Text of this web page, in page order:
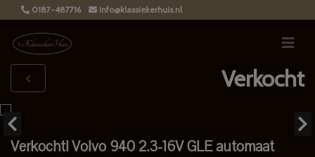
0187-487716 info@klassiekerhuis.nl
Verkocht
Verkocht! Volvo 940 2.3-16V GLE automaat